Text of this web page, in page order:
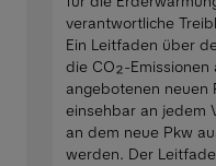
verantwortliche
Ein Leitfaden über
die CO₂-
angebotenen neuen
einsehbar an jedem
an dem neue Pkw
werden. Der